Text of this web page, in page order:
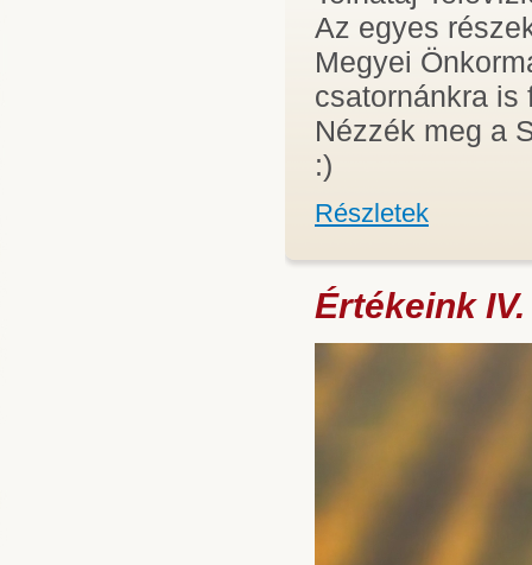
Az egyes
Megyei
csatornánkra is
Nézzék meg a
:)
Részletek
Értékeink